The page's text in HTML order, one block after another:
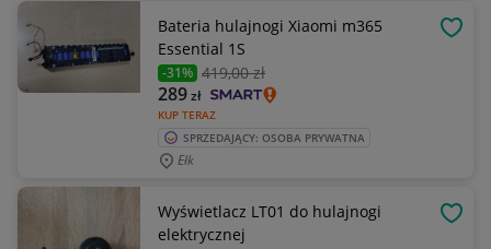
Bateria hulajnogi Xiaomi m365
Essential 1S
-31% 419,00 zł
KUP TERAZ
289zł
SPRZEDAJĄCY: OSOBA PRYWATNA
Ełk
Wyświetlacz LT01 do hulajnogi
elektrycznej